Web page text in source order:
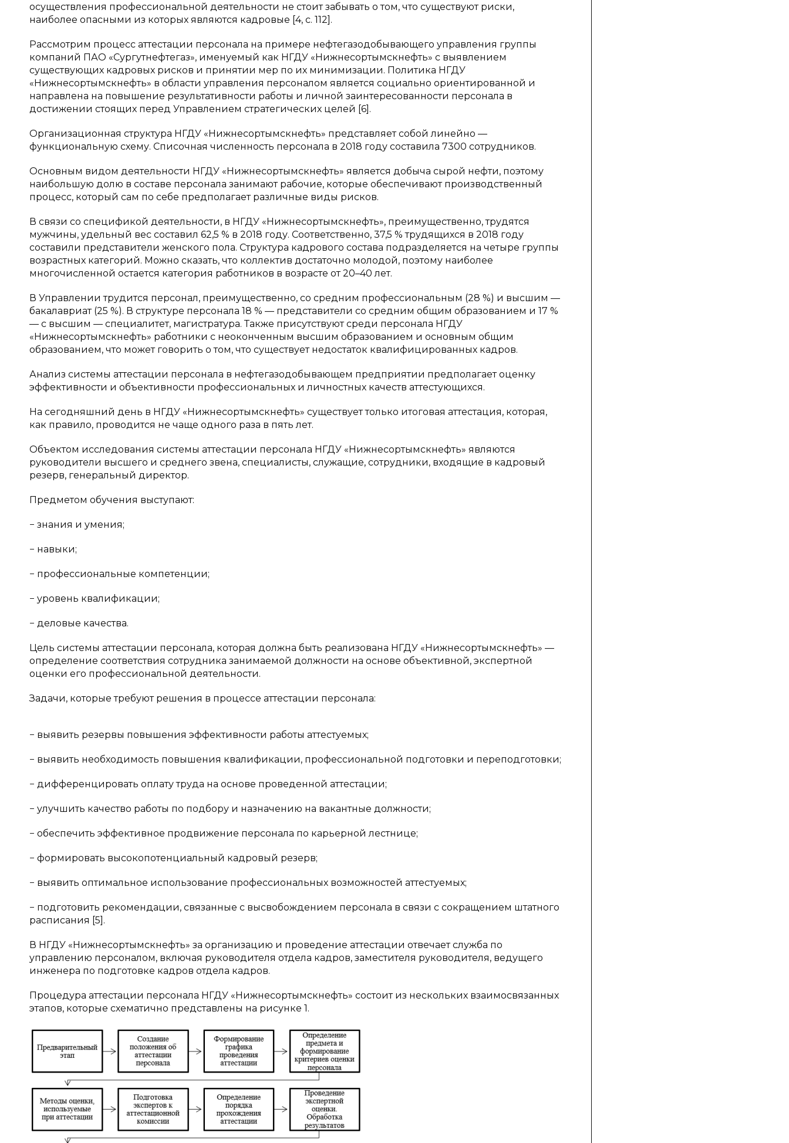
осуществления профессиональной деятельности не стоит забывать о том, что существуют риски,
наиболее опасными из которых являются кадровые [4, с. 112].
Рассмотрим процесс аттестации персонала на примере нефтегазодобывающего управления группы
компаний ПАО «Сургутнефтегаз», именуемый как НГДУ «Нижнесортымскнефть» с выявлением
существующих кадровых рисков и принятии мер по их минимизации. Политика НГДУ
«Нижнесортымскнефть» в области управления персоналом является социально ориентированной и
направлена на повышение результативности работы и личной заинтересованности персонала в
достижении стоящих перед Управлением стратегических целей [6].
Организационная структура НГДУ «Нижнесортымскнефть» представляет собой линейно —
функциональную схему. Списочная численность персонала в 2018 году составила 7300 сотрудников.
Основным видом деятельности НГДУ «Нижнесортымскнефть» является добыча сырой нефти, поэтому
наибольшую долю в составе персонала занимают рабочие, которые обеспечивают производственный
процесс, который сам по себе предполагает различные виды рисков.
В связи со спецификой деятельности, в НГДУ «Нижнесортымскнефть», преимущественно, трудятся
мужчины, удельный вес составил 62,5 % в 2018 году. Соответственно, 37,5 % трудящихся в 2018 году
составили представители женского пола. Структура кадрового состава подразделяется на четыре группы
возрастных категорий. Можно сказать, что коллектив достаточно молодой, поэтому наиболее
многочисленной остается категория работников в возрасте от 20–40 лет.
В Управлении трудится персонал, преимущественно, со средним профессиональным (28 %) и высшим —
бакалавриат (25 %). В структуре персонала 18 % — представители со средним общим образованием и 17 %
— с высшим — специалитет, магистратура. Также присутствуют среди персонала НГДУ
«Нижнесортымскнефть» работники с неоконченным высшим образованием и основным общим
образованием, что может говорить о том, что существует недостаток квалифицированных кадров.
Анализ системы аттестации персонала в нефтегазодобывающем предприятии предполагает оценку
эффективности и объективности профессиональных и личностных качеств аттестующихся.
На сегодняшний день в НГДУ «Нижнесортымскнефть» существует только итоговая аттестация, которая,
как правило, проводится не чаще одного раза в пять лет.
Объектом исследования системы аттестации персонала НГДУ «Нижнесортымскнефть» являются
руководители высшего и среднего звена, специалисты, служащие, сотрудники, входящие в кадровый
резерв, генеральный директор.
Предметом обучения выступают:
− знания и умения;
− навыки;
− профессиональные компетенции;
− уровень квалификации;
− деловые качества.
Цель системы аттестации персонала, которая должна быть реализована НГДУ «Нижнесортымскнефть» —
определение соответствия сотрудника занимаемой должности на основе объективной, экспертной
оценки его профессиональной деятельности.
Задачи, которые требуют решения в процессе аттестации персонала:
− выявить резервы повышения эффективности работы аттестуемых;
− выявить необходимость повышения квалификации, профессиональной подготовки и переподготовки;
− дифференцировать оплату труда на основе проведенной аттестации;
− улучшить качество работы по подбору и назначению на вакантные должности;
− обеспечить эффективное продвижение персонала по карьерной лестнице;
− формировать высокопотенциальный кадровый резерв;
− выявить оптимальное использование профессиональных возможностей аттестуемых;
− подготовить рекомендации, связанные с высвобождением персонала в связи с сокращением штатного
расписания [5].
В НГДУ «Нижнесортымскнефть» за организацию и проведение аттестации отвечает служба по
управлению персоналом, включая руководителя отдела кадров, заместителя руководителя, ведущего
инженера по подготовке кадров отдела кадров.
Процедура аттестации персонала НГДУ «Нижнесортымскнефть» состоит из нескольких взаимосвязанных
этапов, которые схематично представлены на рисунке 1.